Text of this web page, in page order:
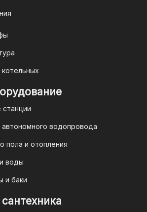
условия гарантии
com Россия" Вы можете
в том, что мы действуем
Российской
и Ваши права, как
техники (котлы, газовые
вызывать
водопровода
пола и отопления
воды
и баки